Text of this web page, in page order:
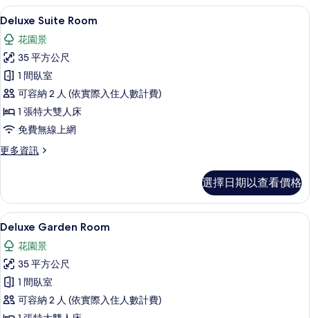
泳
池,
花
園
景
觀
的
所
片
墅,
3
間
臥
室,
私
人
泳
池,
花
園
觀
情
顯
示
Deluxe
Suite
Room
的
所
有
相
Deluxe Suite Room | 1 間臥室、高級
20
Deluxe Suite Room
花園景
35 平方公尺
1 間臥室
可容納 2 人 (依實際入住人數計費)
1 張特大雙人床
免費無線上網
更多資訊
更
Room
的
詳
情
選擇日期以查看價格
顯
示
Deluxe
Garden
Room
的
1 間臥室、高級寢具、客房內保險箱、
18
Deluxe Garden Room
花園景
35 平方公尺
1 間臥室
可容納 2 人 (依實際入住人數計費)